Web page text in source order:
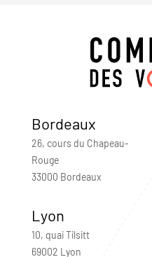
Bordeaux
26, cours du Chapeau-
Rouge
33000 Bordeaux
Lyon
10, quai Tilsitt
69002 Lyon